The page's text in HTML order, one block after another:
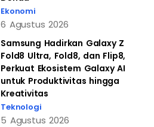
Ekonomi
6 Agustus 2026
Samsung Hadirkan Galaxy Z
Fold8 Ultra, Fold8, dan Flip8,
Perkuat Ekosistem Galaxy AI
untuk Produktivitas hingga
Kreativitas
Teknologi
5 Agustus 2026